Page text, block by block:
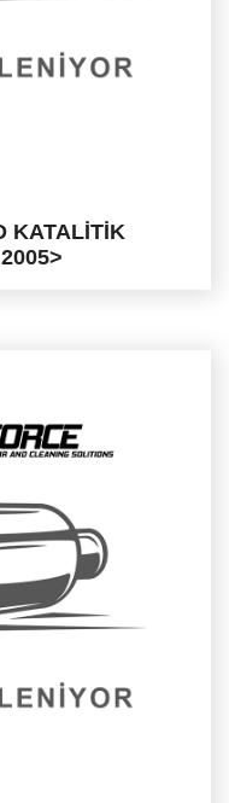
KATALİTİK